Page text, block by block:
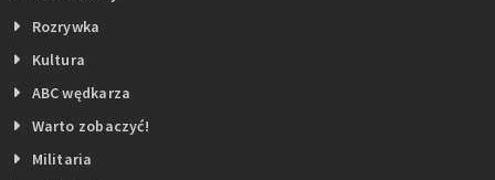
Rozrywka
Kultura
ABC wędkarza
Warto zobaczyć!
Militaria